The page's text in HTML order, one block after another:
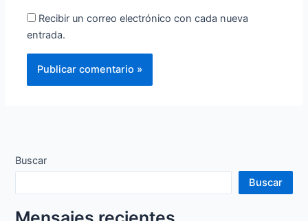
Recibir un correo electrónico con cada nueva
entrada.
Buscar
Buscar